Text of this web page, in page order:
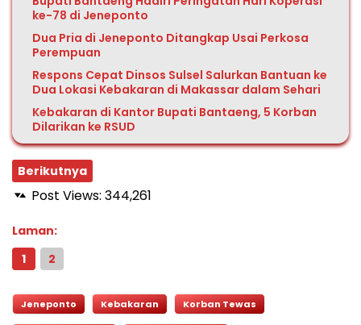
ke-78 di Jeneponto
Dua Pria di Jeneponto Ditangkap Usai Perkosa
Perempuan
Respons Cepat Dinsos Sulsel Salurkan Bantuan ke
Dua Lokasi Kebakaran di Makassar dalam Sehari
Kebakaran di Kantor Bupati Bantaeng, 5 Korban
Dilarikan ke RSUD
Berikutnya
Post Views: 344,261
Laman:
1
2
Jeneponto Kebakaran Korban Tewas